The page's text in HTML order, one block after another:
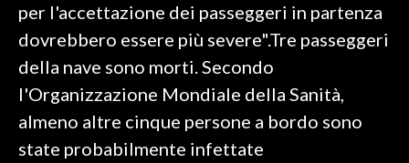
per l'accettazione dei passeggeri in partenza
dovrebbero essere più severe".Tre passeggeri
della nave sono morti. Secondo
l'Organizzazione Mondiale della Sanità,
almeno altre cinque persone a bordo sono
state probabilmente infettate